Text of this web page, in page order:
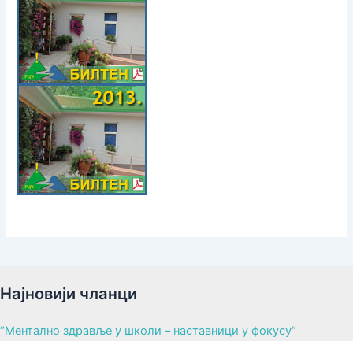
Најновији чланци
“Ментално здравље у школи – наставници у фокусу“